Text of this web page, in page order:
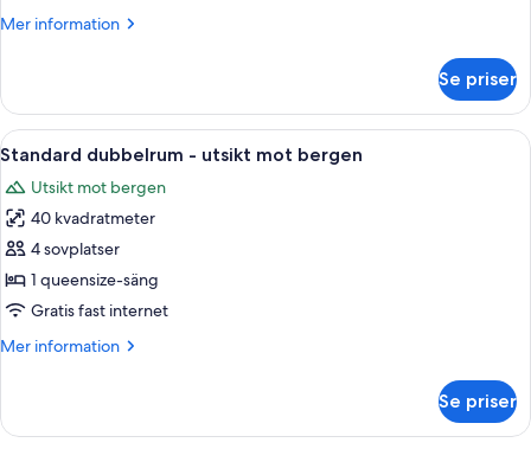
trädgården
Mer information
Mer
Deluxe
utsikt
trädgården
(Pacific)
Se priser
Öppna
alla
foton
för
Standard
dubbelrum
-
mot
Ett sovrum med en stor säng, ett
6
Standard dubbelrum - utsikt mot bergen
Utsikt mot bergen
40 kvadratmeter
4 sovplatser
1 queensize-säng
Gratis fast internet
Mer information
Mer
dubbelrum
Se priser